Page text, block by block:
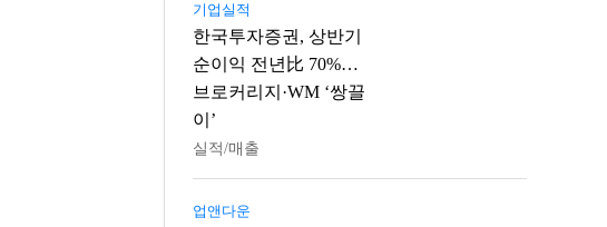
기업실적
한국투자증권, 상반기
순이익 전년比 70%…
브로커리지·WM ‘쌍끌
이’
실적/매출
업앤다운